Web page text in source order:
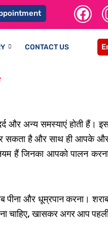
F
a
CONTACT US
और अन्य समस्याएं होती हैं।
कर सकता है और साथ ही आपके
हैं जिनका आपको पालन
पीना और धूम्रपान करना।
चाहिए, खासकर अगर आप